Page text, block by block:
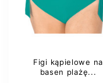
Dodaj do koszyka
Figi kąpielowe na
basen plażę...